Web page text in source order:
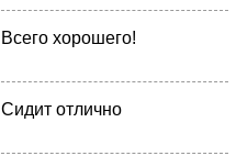
Всего хорошего!
Сидит отлично